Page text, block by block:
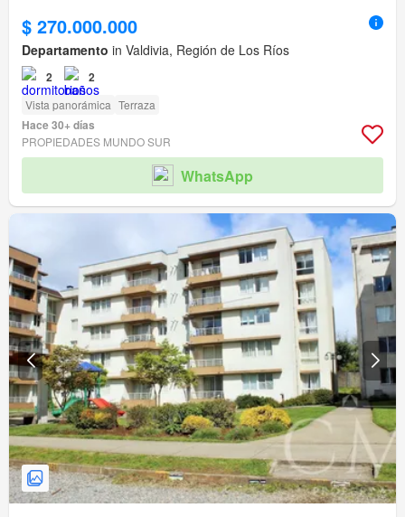
$ 270.000.000
Departamento in Valdivia, Región de Los Ríos
2 2
Vista panorámica Terraza
Hace 30+ días
PROPIEDADES MUNDO SUR
WhatsApp